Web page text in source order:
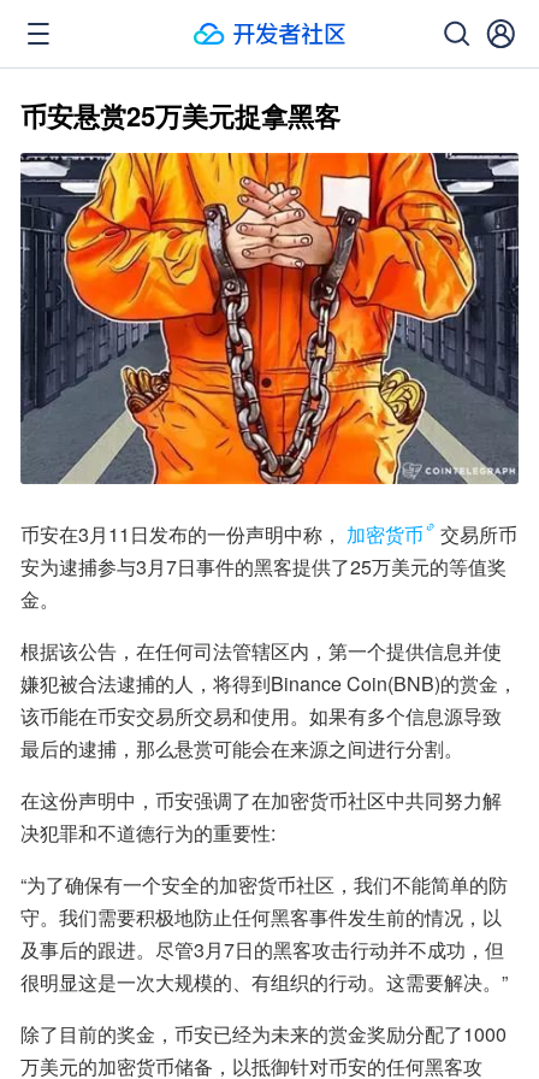
币安悬赏25万美元捉拿黑客
币安在3月11日发布的一份声明中称， 加密货币
交易所币
安为逮捕参与3月7日事件的黑客提供了25万美元的等值奖
金。
根据该公告，在任何司法管辖区内，第一个提供信息并使
嫌犯被合法逮捕的人，将得到Binance Coin(BNB)的赏金，
该币能在币安交易所交易和使用。如果有多个信息源导致
最后的逮捕，那么悬赏可能会在来源之间进行分割。
在这份声明中，币安强调了在加密货币社区中共同努力解
决犯罪和不道德行为的重要性:
“为了确保有一个安全的加密货币社区，我们不能简单的防
守。我们需要积极地防止任何黑客事件发生前的情况，以
及事后的跟进。尽管3月7日的黑客攻击行动并不成功，但
很明显这是一次大规模的、有组织的行动。这需要解决。”
除了目前的奖金，币安已经为未来的赏金奖励分配了1000
万美元的加密货币储备，以抵御针对币安的任何黑客攻